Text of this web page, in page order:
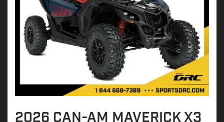
2026 CAN-AM MAVERICK X3